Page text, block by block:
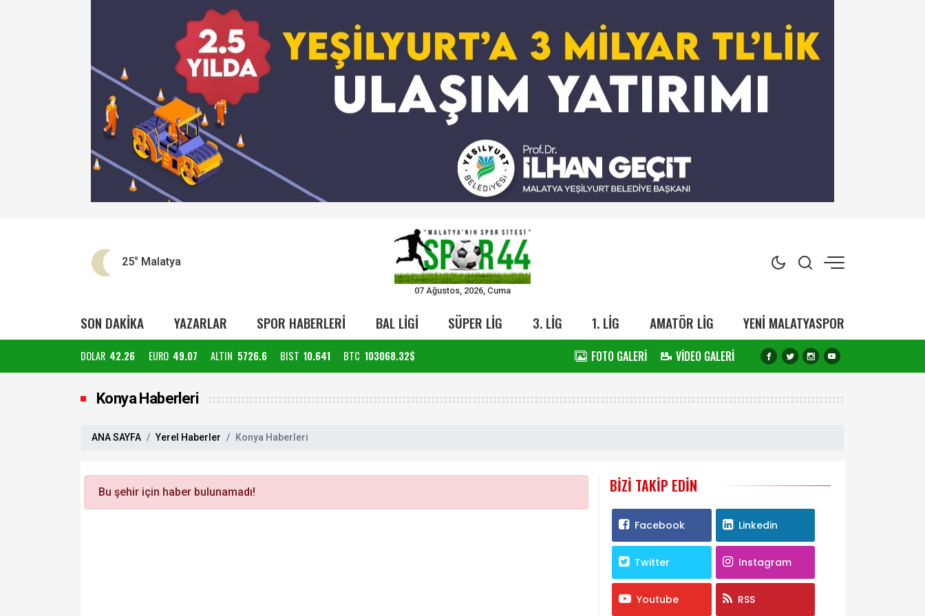
25° Malatya
07 Ağustos, 2026, Cuma
SON DAKİKA YAZARLAR SPOR HABERLERİ BAL LİGİ SÜPER LİG 3. LİG 1. LİG AMATÖR LİG YENİ MALATYASPOR
DOLAR 42.26 EURO 49.07 ALTIN 5726.6 BIST 10.641 BTC 103068.32$ FOTO GALERİ VİDEO GALERİ
Konya Haberleri
ANA SAYFA Yerel Haberler Konya Haberleri
Bu şehir için haber bulunamadı! BIZI TAKIP EDIN
Facebook Linkedin
Twitter Instagram
Youtube RSS